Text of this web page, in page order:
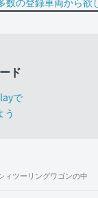
ィツーリングワゴンの中古
ド